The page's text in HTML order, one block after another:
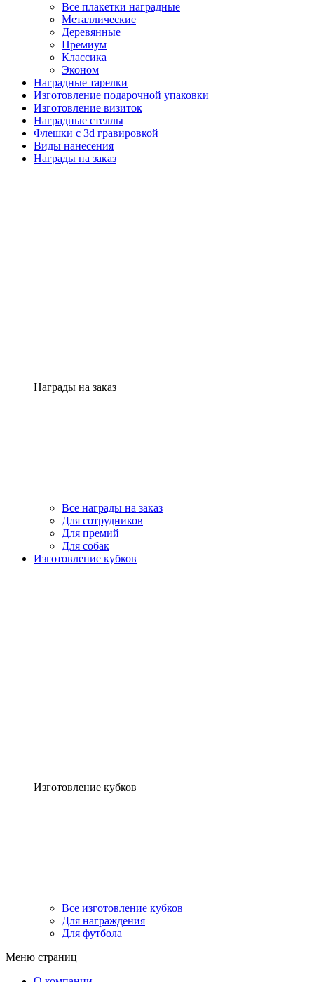
Все плакетки наградные
Металлические
Деревянные
Премиум
Классика
Эконом
Наградные тарелки
Изготовление подарочной упаковки
Изготовление визиток
Наградные стеллы
Флешки с 3d гравировкой
Виды нанесения
Награды на заказ
Награды на заказ
Все награды на заказ
Для сотрудников
Для премий
Для собак
Изготовление кубков
Изготовление кубков
Все изготовление кубков
Для награждения
Для футбола
Меню страниц